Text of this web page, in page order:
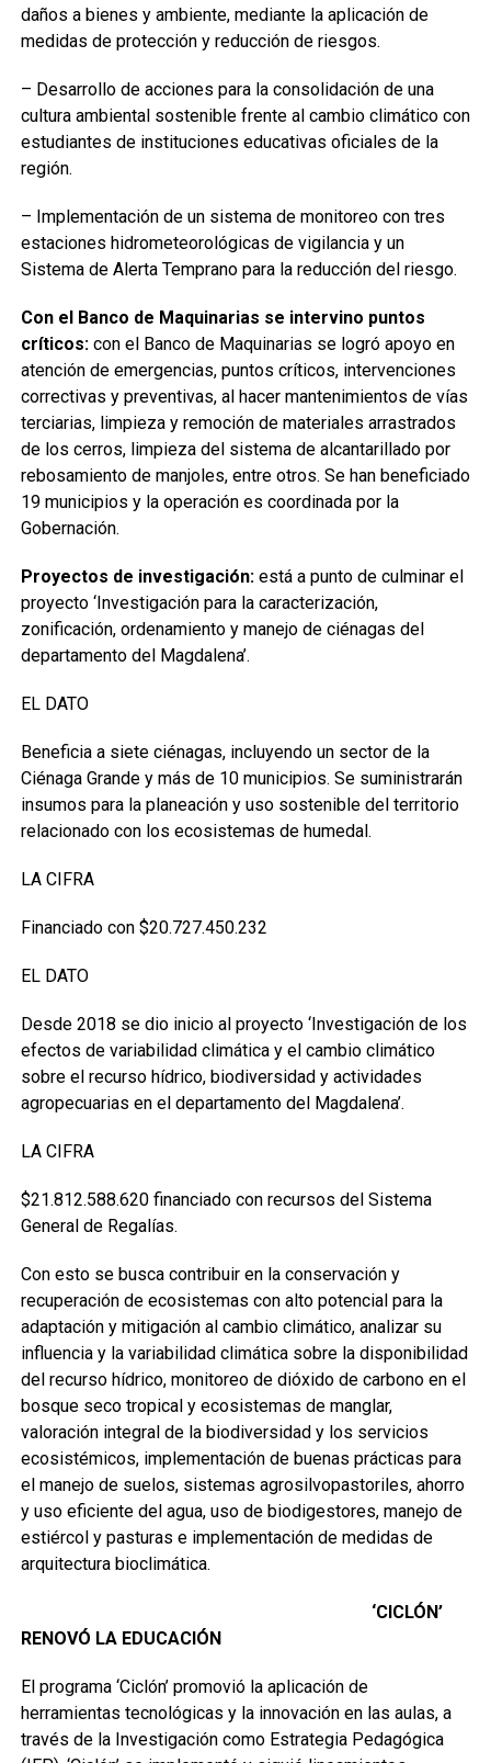
daños a bienes y ambiente, mediante la aplicación de
medidas de protección y reducción de riesgos.
– Desarrollo de acciones para la consolidación de una
cultura ambiental sostenible frente al cambio climático con
estudiantes de instituciones educativas oficiales de la
región.
– Implementación de un sistema de monitoreo con tres
estaciones hidrometeorológicas de vigilancia y un
Sistema de Alerta Temprano para la reducción del riesgo.
Con el Banco de Maquinarias se intervino puntos
críticos: con el Banco de Maquinarias se logró apoyo en
atención de emergencias, puntos críticos, intervenciones
correctivas y preventivas, al hacer mantenimientos de vías
terciarias, limpieza y remoción de materiales arrastrados
de los cerros, limpieza del sistema de alcantarillado por
rebosamiento de manjoles, entre otros. Se han beneficiado
19 municipios y la operación es coordinada por la
Gobernación.
Proyectos de investigación: está a punto de culminar el
proyecto ‘Investigación para la caracterización,
zonificación, ordenamiento y manejo de ciénagas del
departamento del Magdalena’.
EL DATO
Beneficia a siete ciénagas, incluyendo un sector de la
Ciénaga Grande y más de 10 municipios. Se suministrarán
insumos para la planeación y uso sostenible del territorio
relacionado con los ecosistemas de humedal.
LA CIFRA
Financiado con $20.727.450.232
EL DATO
Desde 2018 se dio inicio al proyecto ‘Investigación de los
efectos de variabilidad climática y el cambio climático
sobre el recurso hídrico, biodiversidad y actividades
agropecuarias en el departamento del Magdalena’.
LA CIFRA
$21.812.588.620 financiado con recursos del Sistema
General de Regalías.
Con esto se busca contribuir en la conservación y
recuperación de ecosistemas con alto potencial para la
adaptación y mitigación al cambio climático, analizar su
influencia y la variabilidad climática sobre la disponibilidad
del recurso hídrico, monitoreo de dióxido de carbono en el
bosque seco tropical y ecosistemas de manglar,
valoración integral de la biodiversidad y los servicios
ecosistémicos, implementación de buenas prácticas para
el manejo de suelos, sistemas agrosilvopastoriles, ahorro
y uso eficiente del agua, uso de biodigestores, manejo de
estiércol y pasturas e implementación de medidas de
arquitectura bioclimática.
‘CICLÓN’
RENOVÓ LA EDUCACIÓN
El programa ‘Ciclón’ promovió la aplicación de
herramientas tecnológicas y la innovación en las aulas, a
través de la Investigación como Estrategia Pedagógica